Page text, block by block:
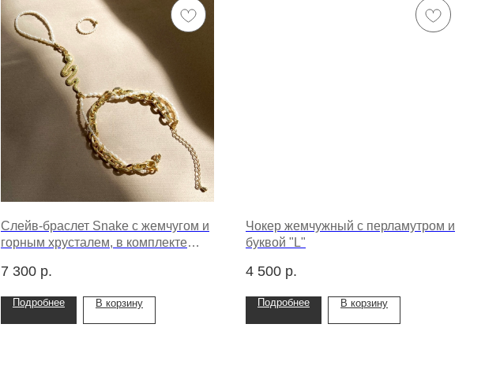
Слейв-браслет Snake с жемчугом и
горным хрусталем, в комплекте
микрожемчуга
7 300 р.
Подробнее В корзину
Чокер жемчужный с перламутром и
буквой "L"
4 500 р.
Подробнее В корзину